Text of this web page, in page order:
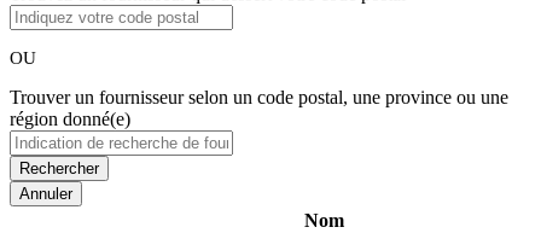
OU
Trouver un fournisseur selon un code postal, une province ou une
région donné(e)
Annuler
Nom